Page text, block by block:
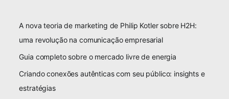
A nova teoria de marketing de Philip Kotler sobre H2H:
uma revolução na comunicação empresarial
Guia completo sobre o mercado livre de energia
Criando conexões autênticas com seu público: insights e
estratégias